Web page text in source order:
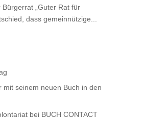
Bürgerrat „Guter Rat für
dass gemeinnützige...
mit seinem neuen Buch in den
bei BUCH CONTACT